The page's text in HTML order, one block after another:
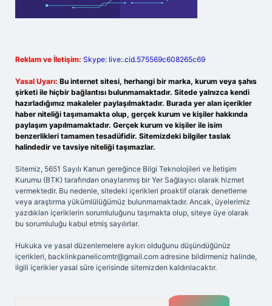
Reklam ve İletişim: Skype: live:.cid.575569c608265c69
Yasal Uyarı: Bu internet sitesi, herhangi bir marka, kurum veya şahıs
şirketi ile hiçbir bağlantısı bulunmamaktadır. Sitede yalnızca kendi
hazırladığımız makaleler paylaşılmaktadır. Burada yer alan içerikler
haber niteliği taşımamakta olup, gerçek kurum ve kişiler hakkında
paylaşım yapılmamaktadır. Gerçek kurum ve kişiler ile isim
benzerlikleri tamamen tesadüfidir. Sitemizdeki bilgiler taslak
halindedir ve tavsiye niteliği taşımazlar.
Sitemiz, 5651 Sayılı Kanun gereğince Bilgi Teknolojileri ve İletişim
Kurumu (BTK) tarafından onaylanmış bir Yer Sağlayıcı olarak hizmet
vermektedir. Bu nedenle, sitedeki içerikleri proaktif olarak denetleme
veya araştırma yükümlülüğümüz bulunmamaktadır. Ancak, üyelerimiz
yazdıkları içeriklerin sorumluluğunu taşımakta olup, siteye üye olarak
bu sorumluluğu kabul etmiş sayılırlar.
Hukuka ve yasal düzenlemelere aykırı olduğunu düşündüğünüz
içerikleri, backlinkpanelicomtr@gmail.com adresine bildirmeniz halinde,
ilgili içerikler yasal süre içerisinde sitemizden kaldırılacaktır.